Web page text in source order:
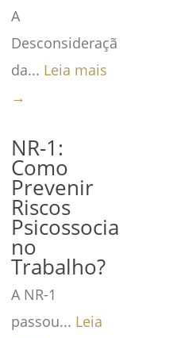
A
Desconsideração
da... Leia mais
→
NR-1:
Como
Prevenir
Riscos
Psicossociais
no
Trabalho?
A NR-1
passou... Leia